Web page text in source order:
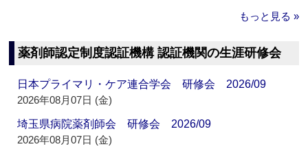
もっと見る »
薬剤師認定制度認証機構 認証機関の生涯研修会
日本プライマリ・ケア連合学会 研修会 2026/09
2026年08月07日 (金)
埼玉県病院薬剤師会 研修会 2026/09
2026年08月07日 (金)